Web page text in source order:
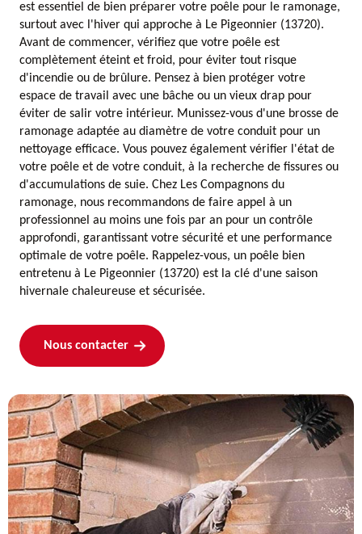
est essentiel de bien préparer votre poêle pour le ramonage,
surtout avec l'hiver qui approche à Le Pigeonnier (13720).
Avant de commencer, vérifiez que votre poêle est
complètement éteint et froid, pour éviter tout risque
d'incendie ou de brûlure. Pensez à bien protéger votre
espace de travail avec une bâche ou un vieux drap pour
éviter de salir votre intérieur. Munissez-vous d'une brosse de
ramonage adaptée au diamètre de votre conduit pour un
nettoyage efficace. Vous pouvez également vérifier l'état de
votre poêle et de votre conduit, à la recherche de fissures ou
d'accumulations de suie. Chez Les Compagnons du
ramonage, nous recommandons de faire appel à un
professionnel au moins une fois par an pour un contrôle
approfondi, garantissant votre sécurité et une performance
optimale de votre poêle. Rappelez-vous, un poêle bien
entretenu à Le Pigeonnier (13720) est la clé d'une saison
hivernale chaleureuse et sécurisée.
Nous contacter